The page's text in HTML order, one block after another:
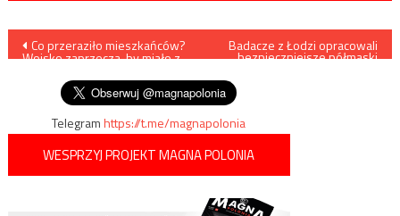
Nawigacja
wpisu
Co przeraziło mieszkańców?
Wojsko zaprzecza, by miało z
Badacze z Łodzi opracowali
bezpieczniejsze półmaski
Telegramhttps://t.me/magnapolonia
WESPRZYJ PROJEKT MAGNA POLONIA